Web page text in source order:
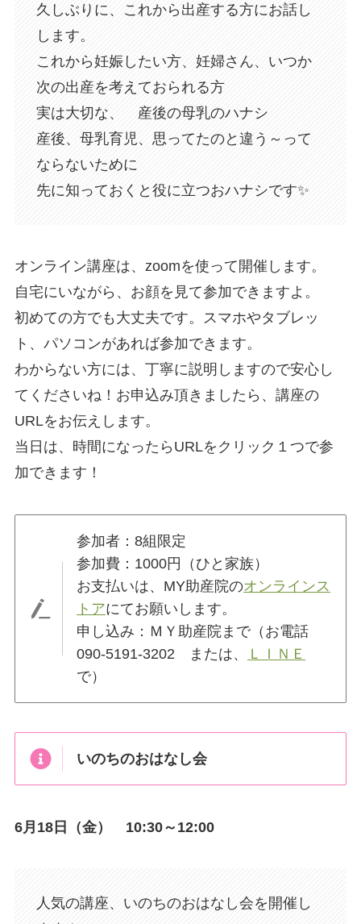
久しぶりに、これから出産する方にお話し
します。
これから妊娠したい方、妊婦さん、いつか
次の出産を考えておられる方
実は大切な、 産後の母乳のハナシ
産後、母乳育児、思ってたのと違う～って
ならないために
先に知っておくと役に立つおハナシです✨
オンライン講座は、zoomを使って開催します。
自宅にいながら、お顔を見て参加できますよ。
初めての方でも大丈夫です。スマホやタブレッ
ト、パソコンがあれば参加できます。
わからない方には、丁寧に説明しますので安心し
てくださいね！お申込み頂きましたら、講座の
URLをお伝えします。
当日は、時間になったらURLをクリック１つで参
加できます！
参加者：8組限定
参加費：1000円（ひと家族）
お支払いは、MY助産院のオンラインス
トアにてお願いします。
申し込み：ＭＹ助産院まで（お電話
090-5191-3202 または、
ＬＩＮＥ
で）
いのちのおはなし会
6月18日（金） 10:30～12:00
人気の講座、いのちのおはなし会を開催し